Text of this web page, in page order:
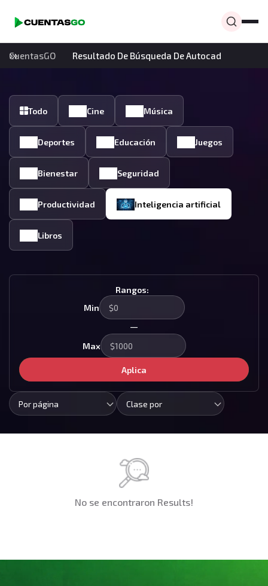
CuentasGO Resultado De Búsqueda De Autocad
Todo Cine Música
Deportes Educación Juegos
Bienestar Seguridad
Productividad Inteligencia artificial
Libros
Rangos:
Min
—
Max
Aplica
Por página Clase por
No se encontraron Results!